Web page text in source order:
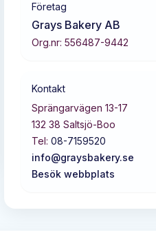
Företag
Grays Bakery AB
Org.nr: 556487-9442
Kontakt
Sprängarvägen 13-17
132 38 Saltsjö-Boo
Tel: 08-7159520
info@graysbakery.se
Besök webbplats